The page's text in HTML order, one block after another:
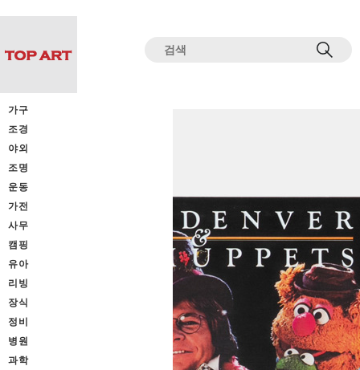
가구
조경
야외
조명
운동
가전
사무
캠핑
유아
리빙
장식
정비
병원
과학